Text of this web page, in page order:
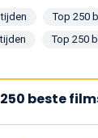
Top 250
Top 250
beste